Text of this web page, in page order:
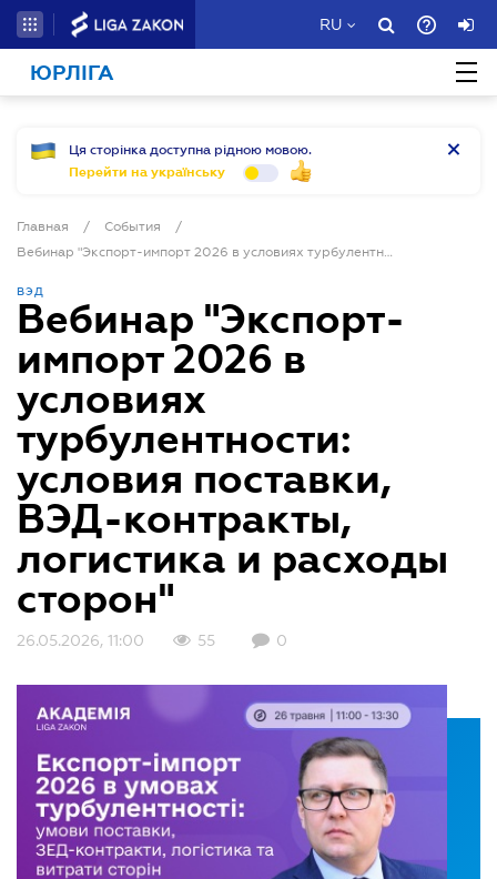
RU
ЮРЛІГА
Ця сторінка доступна рідною мовою.
Перейти на українську
Главная / События
/
Вебинар "Экспорт-импорт 2026 в условиях турбулентности: условия поставки, ВЭД-контракты, логистика и расходы сторон"
ВЭД
Вебинар "Экспорт-
импорт 2026 в
условиях
турбулентности:
условия поставки,
ВЭД-контракты,
логистика и расходы
сторон"
26.05.2026, 11:00 55 0